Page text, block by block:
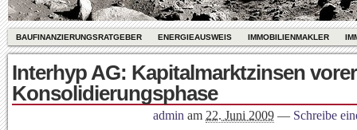
BAUFINANZIERUNGSRATGEBER ENERGIEAUSWEIS IMMOBILIENMAKLER
Interhyp AG: Kapitalmarktzinsen
Konsolidierungsphase
admin am 22. Juni 2009 — Schreibe